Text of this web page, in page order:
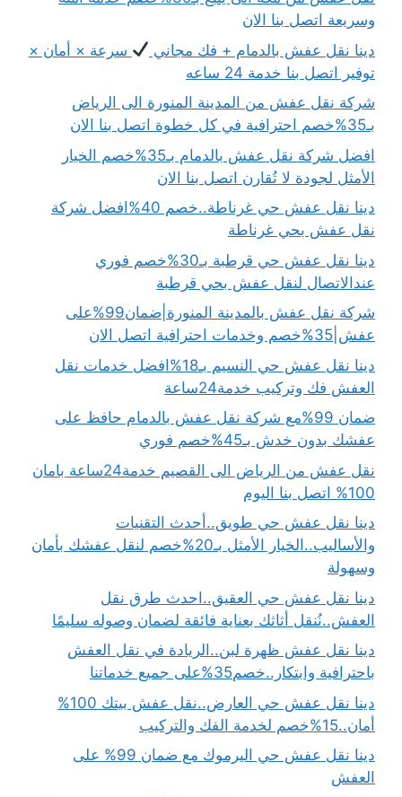
وسريعة اتصل بنا الان
دينا نقل عفش بالدمام + فك مجاني
سرعة × أمان ×
توفير اتصل بنا خدمة 24 ساعه
شركة نقل عفش من المدينة المنورة الى الرياض
بـ35%خصم احترافية في كل خطوة اتصل بنا الان
افضل شركة نقل عفش بالدمام بـ35%خصم الخيار
الأمثل لجودة لا تُقارن اتصل بنا الان
دينا نقل عفش حي غرناطة..خصم 40%افضل شركة
نقل عفش بحي غرناطة
دينا نقل عفش حي قرطبة بـ30%خصم فوري
عندالاتصال لنقل عفش بحي قرطبة
شركة نقل عفش بالمدينة المنورة|ضمان99%على
عفش|35%خصم وخدمات احترافية اتصل الان
دينا نقل عفش حي النسيم بـ18%افضل خدمات نقل
العفش فك وتركيب خدمة24ساعة
ضمان 99%مع شركة نقل عفش بالدمام حافظ على
عفشك بدون خدش بـ45%خصم فوري
نقل عفش من الرياض الى القصيم خدمة24ساعة بامان
100% اتصل بنا اليوم
دينا نقل عفش حي طويق..أحدث التقنيات
والأساليب..الخيار الأمثل بـ20%خصم لنقل عفشك بأمان
وسهولة
دينا نقل عفش حي العقيق..احدث طرق نقل
العفش..نُنقل أثاثك بعناية فائقة لضمان وصوله سليمًا
دينا نقل عفش ظهرة لبن..الريادة في نقل العفش
باحترافية وابتكار..خصم35%على جميع خدماتنا
دينا نقل عفش حي العارض..نقل عفش بيتك 100%
أمان..15%خصم لخدمة الفك والتركيب
دينا نقل عفش حي اليرموك مع ضمان 99% على
العفش